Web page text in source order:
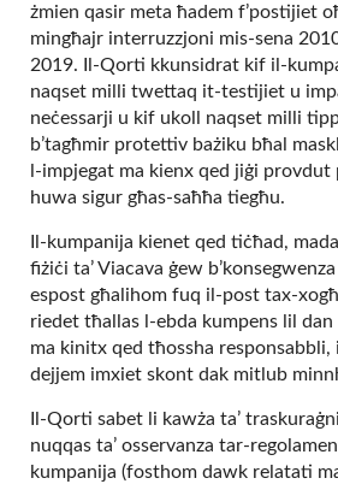
żmien qasir meta ħadem f’postijiet
mingħajr interruzzjoni mis-sena
2019. Il-Qorti kkunsidrat kif il-
naqset milli twettaq it-testijiet u
neċessarji u kif ukoll naqset milli
b’tagħmir protettiv bażiku bħal
l-impjegat ma kienx qed jiġi
huwa sigur għas-saħħa tiegħu.
Il-kumpanija kienet qed tiċħad,
fiżiċi ta’ Viacava ġew
espost għalihom fuq il-post tax-
riedet tħallas l-ebda kumpens lil
ma kinitx qed tħossha
dejjem imxiet skont dak mitlub
Il-Qorti sabet li kawża ta’
nuqqas ta’ osservanza tar-
kumpanija (fosthom dawk relatati